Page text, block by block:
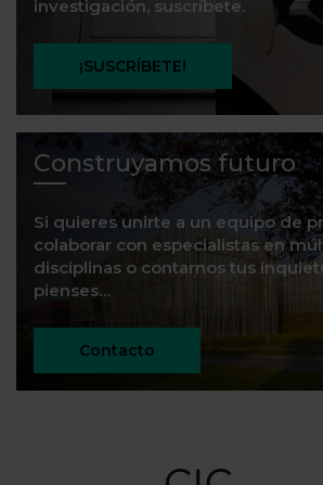
investigación, suscríbete.
¡SUSCRÍBETE!
Construyamos futuro
Si quieres unirte a un equipo de
colaborar con especialistas en
disciplinas o contarnos tus
pienses…
Contacto